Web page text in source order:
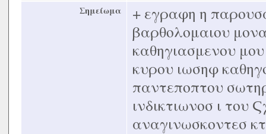
Σημείωμα
+ εγραφη η
βαρθολομαιου
καθηγιασμενου
κυρου ιωσηφ
παντεποπτου
ινδικτιωνοσ ι του
αναγινωσκοντεσ